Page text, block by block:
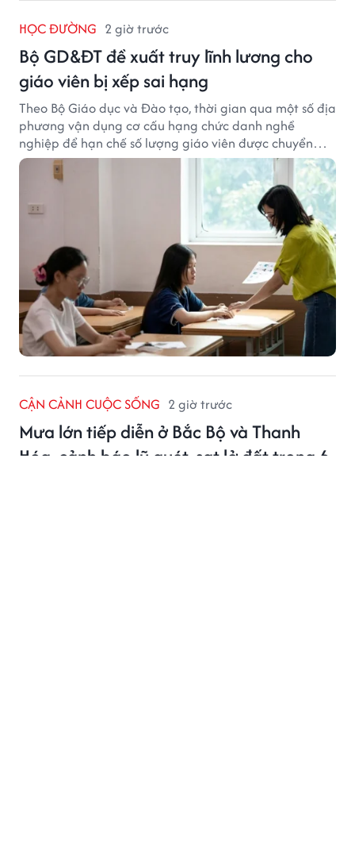
HỌC ĐƯỜNG 2 giờ trước
Bộ GD&ĐT đề xuất truy lĩnh lương cho
giáo viên bị xếp sai hạng
Theo Bộ Giáo dục và Đào tạo, thời gian qua một số địa
phương vận dụng cơ cấu hạng chức danh nghề
nghiệp để hạn chế số lượng giáo viên được chuyển
xếp từ hạng cũ sang hạng tương ứng theo quy định
mới, gây những bất cập.
CẬN CẢNH CUỘC SỐNG 2 giờ trước
Mưa lớn tiếp diễn ở Bắc Bộ và Thanh
Hóa, cảnh báo lũ quét, sạt lở đất trong 6